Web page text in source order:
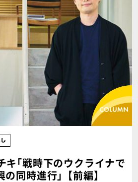
キ｢戦時下のウクライナで
同時進行｣【前編】